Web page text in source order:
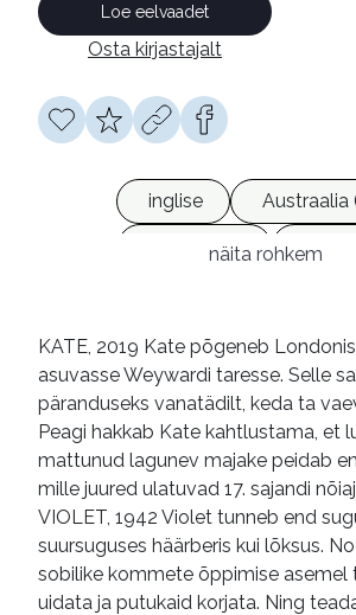
Loe eelvaadet
Osta kirjastajalt
inglise
Austraalia
ilukirjandusnäita rohkem
KATE, 2019 Kate põgeneb
asuvasse Weywardi taresse. Selle
päranduseks vanatädilt, keda ta
Peagi hakkab Kate kahtlustama, et
mattunud lagunev majake peidab
mille juured ulatuvad 17. sajandi
VIOLET, 1942 Violet tunneb end
suursuguses häärberis kui lõksus.
sobilike kommete õppimise asemel
uidata ja putukaid korjata. Ning